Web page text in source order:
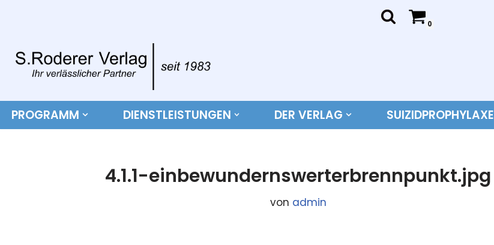
Inhalt
springen
0
PROGRAMM DIENSTLEISTUNGEN DER VERLAG SUIZIDPROPHYLAXE
4.1.1-einbewundernswerterbrennpunkt.jpg
von admin